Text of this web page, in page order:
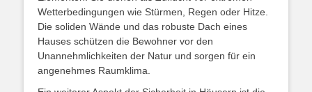
Wetterbedingungen wie Stürmen, Regen oder Hitze.
Die soliden Wände und das robuste Dach eines
Hauses schützen die Bewohner vor den
Unannehmlichkeiten der Natur und sorgen für ein
angenehmes Raumklima.